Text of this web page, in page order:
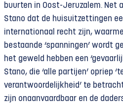
buurten in Oost-Jeruzalem. Net
Stano dat de huisuitzettingen
internationaal recht zijn,
bestaande ‘spanningen’ wordt
het geweld hebben een
Stano, die ‘alle partijen’ opriep
verantwoordelijkheid’ te
zijn onaanvaardbaar en de